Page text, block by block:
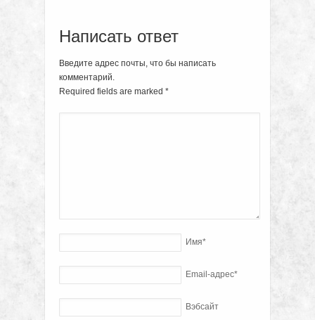
Написать ответ
Введите адрес почты, что бы написать
комментарий.
Required fields are marked *
Имя*
Email-адрес*
Вэбсайт